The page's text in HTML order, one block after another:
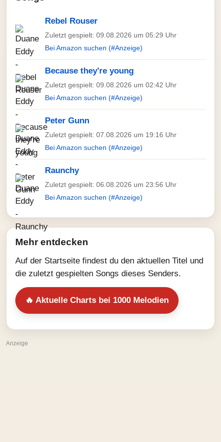
Rebel Rouser
Zuletzt gespielt: 09.08.2026 um 05:29 Uhr
Bei Amazon suchen (#Anzeige)
Because they're young
Zuletzt gespielt: 09.08.2026 um 02:42 Uhr
Bei Amazon suchen (#Anzeige)
Peter Gunn
Zuletzt gespielt: 07.08.2026 um 19:16 Uhr
Bei Amazon suchen (#Anzeige)
Raunchy
Zuletzt gespielt: 06.08.2026 um 23:56 Uhr
Bei Amazon suchen (#Anzeige)
Mehr entdecken
Auf der Startseite findest du den aktuellen Titel und
die zuletzt gespielten Songs dieses Senders.
🔥 Aktuelle Charts bei 1000 Melodien
Anzeige